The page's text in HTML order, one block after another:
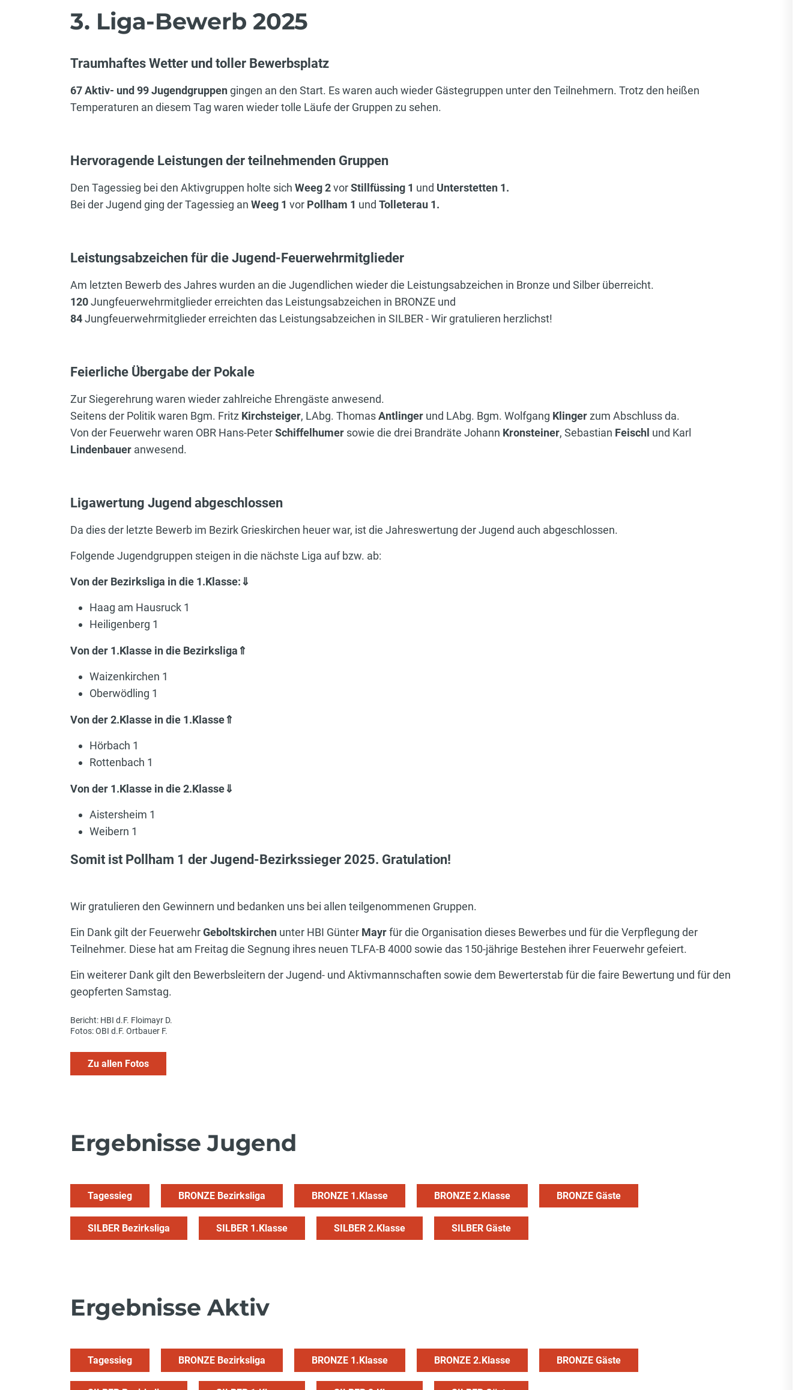
3. Liga-Bewerb 2025
Traumhaftes Wetter und toller Bewerbsplatz
67 Aktiv- und 99 Jugendgruppengingen an den Start. Es waren auch wieder Gästegruppen unter den Teilnehmern. Trotz den heißen
Temperaturen an diesem Tag waren wieder tolle Läufe der Gruppen zu sehen.
Hervoragende Leistungen der teilnehmenden Gruppen
Den Tagessieg bei den Aktivgruppen holte sich Weeg 2vorStillfüssing 1 und Unterstetten 1.
Bei der Jugend ging der Tagessieg an Weeg 1 vor Pollham 1 und Tolleterau 1.
Leistungsabzeichen für die Jugend-Feuerwehrmitglieder
Am letzten Bewerb des Jahres wurden an die Jugendlichen wieder die Leistungsabzeichen in Bronze und Silber überreicht.
120Jungfeuerwehrmitglieder erreichten das Leistungsabzeichen in BRONZE und
84Jungfeuerwehrmitglieder erreichten das Leistungsabzeichen in SILBER - Wir gratulieren herzlichst!
Feierliche Übergabe der Pokale
Zur Siegerehrung waren wieder zahlreiche Ehrengäste anwesend.
Seitens der Politik waren Bgm. Fritz Kirchsteiger, LAbg. ThomasAntlinger und LAbg. Bgm. Wolfgang Klingerzum Abschluss da.
Von der Feuerwehr waren OBR Hans-PeterSchiffelhumer sowie die drei Brandräte Johann Kronsteiner, Sebastian Feischl und Karl
Lindenbauer anwesend.
Ligawertung Jugend abgeschlossen
Da dies der letzte Bewerb im Bezirk Grieskirchen heuer war, ist die Jahreswertung der Jugend auch abgeschlossen.
Folgende Jugendgruppen steigen in die nächste Liga auf bzw. ab:
Von der Bezirksliga in die 1.Klasse:⇓
Haag am Hausruck 1
Heiligenberg 1
Von der 1.Klasse in die Bezirksliga⇑
Waizenkirchen 1
Oberwödling 1
Von der 2.Klasse in die 1.Klasse⇑
Hörbach 1
Rottenbach 1
Von der 1.Klasse in die 2.Klasse⇓
Aistersheim 1
Weibern 1
Somit ist Pollham 1 der Jugend-Bezirkssieger 2025. Gratulation!
Wir gratulieren den Gewinnern und bedanken uns bei allen teilgenommenen Gruppen.
Ein Dank gilt der FeuerwehrGeboltskirchen unter HBI Günter Mayrfür die Organisation dieses Bewerbes und für die Verpflegung der
Teilnehmer. Diese hat am Freitag die Segnung ihres neuen TLFA-B 4000 sowie das 150-jährige Bestehen ihrer Feuerwehr gefeiert.
Ein weiterer Dank gilt den Bewerbsleitern der Jugend- und Aktivmannschaften sowie dem Bewerterstab für die faire Bewertung und für den
geopferten Samstag.
Bericht: HBI d.F. Floimayr D.
Fotos: OBI d.F. Ortbauer F.
Zu allen Fotos
Ergebnisse Jugend
Tagessieg BRONZE Bezirksliga BRONZE 1.Klasse BRONZE 2.Klasse BRONZE Gäste
SILBER Bezirksliga SILBER 1.Klasse SILBER 2.Klasse SILBER Gäste
Ergebnisse Aktiv
Tagessieg BRONZE Bezirksliga BRONZE 1.Klasse BRONZE 2.Klasse BRONZE Gäste